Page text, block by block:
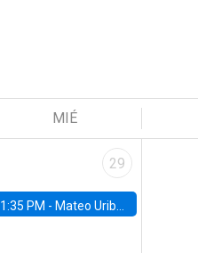
MIÉ
29
1:35 PM - Mateo Uribe-Castro, Universidad de los Andes (Colombia)